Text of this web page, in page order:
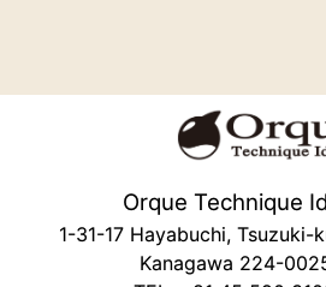
Orque Technique
1-31-17 Hayabuchi, Tsuzuki-
Kanagawa 224-